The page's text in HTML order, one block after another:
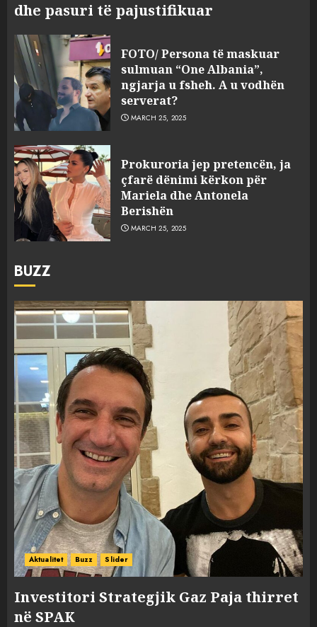
dhe pasuri të pajustifikuar
FOTO/ Persona të maskuar
sulmuan “One Albania”,
ngjarja u fsheh. A u vodhën
serverat?
MARCH 25, 2025
Prokuroria jep pretencën, ja
çfarë dënimi kërkon për
Mariela dhe Antonela
Berishën
MARCH 25, 2025
BUZZ
Aktualitet Buzz Slider
Investitori Strategjik Gaz Paja thirret
në SPAK